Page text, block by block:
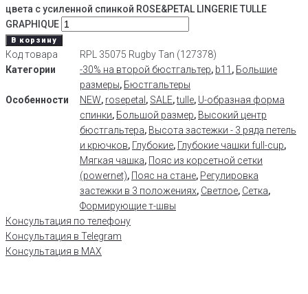
цвета с усиленной спинкой ROSE&PETAL LINGERIE TULLE
GRAPHIQUE
В корзину
Код товара
RPL 35075 Rugby Tan (127378)
Категории
-30% на второй бюстгальтер, b11 , Большие
размеры, Бюстгальтеры
Особенности
NEW, rosepetal , SALE,tulle, U-образная форма
спинки, Большой размер, Высокий центр
бюстгальтера, Высота застежки - 3 ряда петель
и крючков, Глубокие, Глубокие чашки full-cup,
Мягкая чашка, Пояс из корсетной сетки
(powernet), Пояс на стане, Регулировка
застежки в 3 положениях, Светлое, Сетка,
Формирующие т-швы
Консультация по телефону
Консультация в Telegram
Консультация в MAX